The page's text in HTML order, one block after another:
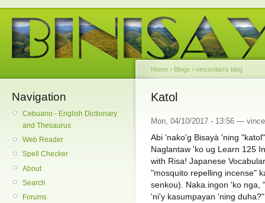
Navigation
Cebuano - English Dictionary
and Thesaurus
Web Reader
Spell Checker
About
Search
Forums
Home › Blogs › vincevilan's blog
Katol
Mon, 04/10/2017 - 13:56 —
Abi 'nako'g Bisayà 'ning
Naglantaw 'ko ug Learn 125
with Risa! Japanese
"mosquito repelling incense"
senkou). Naka.ingon 'ko nga,
'ni'y kasumpayan 'ning